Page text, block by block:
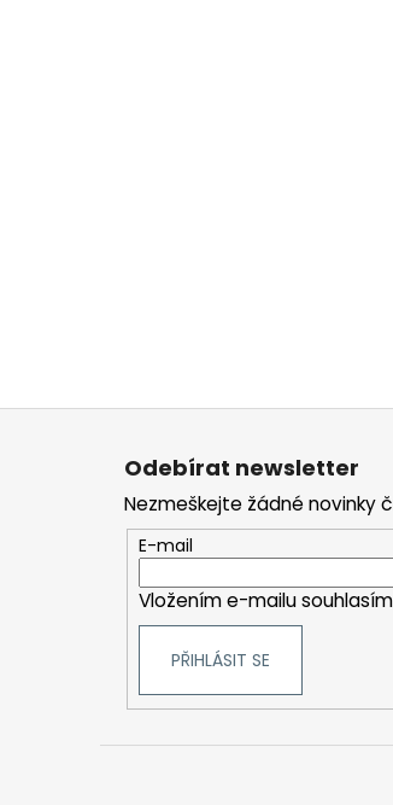
Z
Odebírat newsletter
Nezmeškejte žádné novinky
E-mail
Vložením e-mailu
PŘIHLÁSIT SE